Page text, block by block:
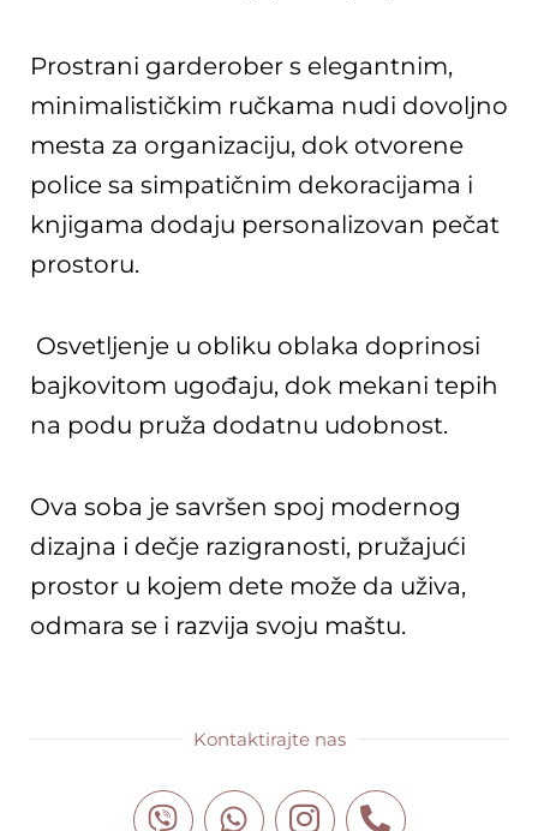
Prostrani garderober s elegantnim,
minimalističkim ručkama nudi dovoljno
mesta za organizaciju, dok otvorene
police sa simpatičnim dekoracijama i
knjigama dodaju personalizovan pečat
prostoru.
Osvetljenje u obliku oblaka doprinosi
bajkovitom ugođaju, dok mekani tepih
na podu pruža dodatnu udobnost.
Ova soba je savršen spoj modernog
dizajna i dečje razigranosti, pružajući
prostor u kojem dete može da uživa,
odmara se i razvija svoju maštu.
Kontaktirajte nas
V
W
I
P